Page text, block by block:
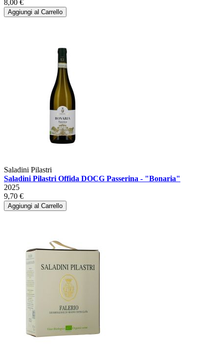
8,00 €
Aggiungi al Carrello
Saladini Pilastri
Saladini Pilastri Offida DOCG Passerina - "Bonaria"
2025
9,70 €
Aggiungi al Carrello